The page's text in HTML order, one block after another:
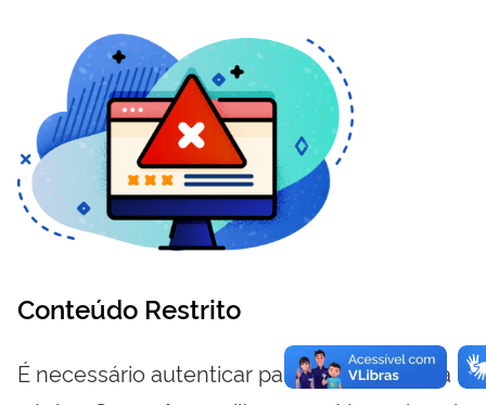
Conteúdo Restrito
É necessário autenticar para visualizar essa